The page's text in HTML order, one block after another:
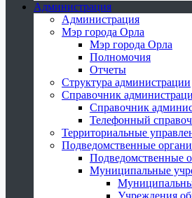
Администрация
Администрация
Мэр города Орла
Мэр города Орла
Полномочия
Отчеты
Структура администрации
Справочник
Справочник
Телефонный
Территориальные
Подведомственные
Подведомственные
Муниципальные
Учреждения